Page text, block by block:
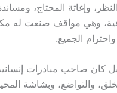
وإغاثة المحتاج،
وهي مواقف صنعت له
الجميع.
كان صاحب مبادرات
والتواضع، وبشاشة